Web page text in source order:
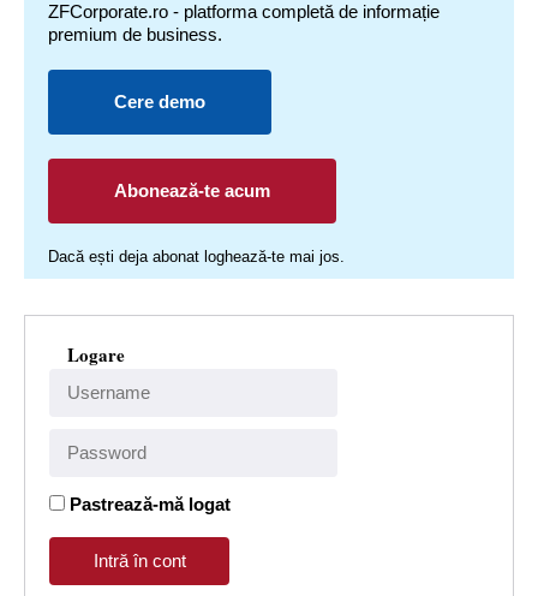
ZFCorporate.ro - platforma completă de informație
premium de business.
Cere demo
Abonează-te acum
Dacă ești deja abonat loghează-te mai jos.
Logare
Pastrează-mă logat